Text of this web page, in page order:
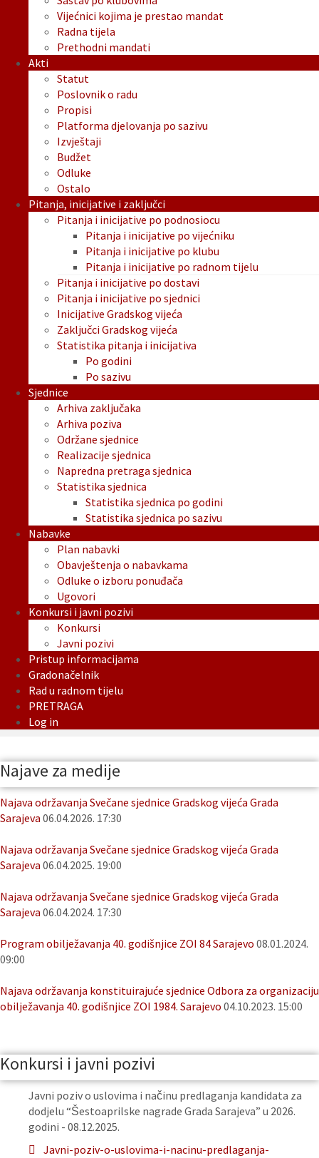
Vijećnici kojima je prestao mandat
Radna tijela
Prethodni mandati
Akti
Statut
Poslovnik o radu
Propisi
Platforma djelovanja po sazivu
Izvještaji
Budžet
Odluke
Ostalo
Pitanja, inicijative i zaključci
Pitanja i inicijative po podnosiocu
Pitanja i inicijative po vijećniku
Pitanja i inicijative po klubu
Pitanja i inicijative po radnom tijelu
Pitanja i inicijative po dostavi
Pitanja i inicijative po sjednici
Inicijative Gradskog vijeća
Zaključci Gradskog vijeća
Statistika pitanja i inicijativa
Po godini
Po sazivu
Sjednice
Arhiva zaključaka
Arhiva poziva
Održane sjednice
Realizacije sjednica
Napredna pretraga sjednica
Statistika sjednica
Statistika sjednica po godini
Statistika sjednica po sazivu
Nabavke
Plan nabavki
Obavještenja o nabavkama
Odluke o izboru ponuđača
Ugovori
Konkursi i javni pozivi
Konkursi
Javni pozivi
Pristup informacijama
Gradonačelnik
Rad u radnom tijelu
PRETRAGA
Log in
Najave za medije
Najava održavanja Svečane sjednice Gradskog vijeća Grada
Sarajeva 06.04.2026. 17:30
Najava održavanja Svečane sjednice Gradskog vijeća Grada
Sarajeva 06.04.2025. 19:00
Najava održavanja Svečane sjednice Gradskog vijeća Grada
Sarajeva 06.04.2024. 17:30
Program obilježavanja 40. godišnjice ZOI 84 Sarajevo 08.01.2024.
09:00
Najava održavanja konstituirajuće sjednice Odbora za organizaciju
obilježavanja 40. godišnjice ZOI 1984. Sarajevo 04.10.2023. 15:00
Konkursi i javni pozivi
Javni poziv o uslovima i načinu predlaganja kandidata za
dodjelu “Šestoaprilske nagrade Grada Sarajeva” u 2026.
godini - 08.12.2025.
Javni-poziv-o-uslovima-i-nacinu-predlaganja-